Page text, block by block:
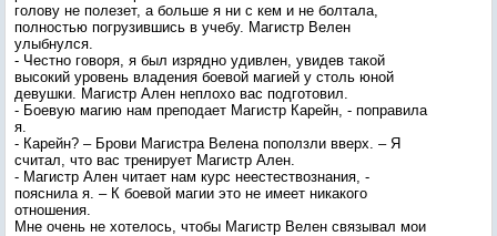
голову не полезет, а больше я ни с кем и не болтала,
полностью погрузившись в учебу. Магистр Велен
улыбнулся.
- Честно говоря, я был изрядно удивлен, увидев такой
высокий уровень владения боевой магией у столь юной
девушки. Магистр Ален неплохо вас подготовил.
- Боевую магию нам преподает Магистр Карейн, - поправила
я.
- Карейн? – Брови Магистра Велена поползли вверх. – Я
считал, что вас тренирует Магистр Ален.
- Магистр Ален читает нам курс неестествознания, -
пояснила я. – К боевой магии это не имеет никакого
отношения.
Мне очень не хотелось, чтобы Магистр Велен связывал мои